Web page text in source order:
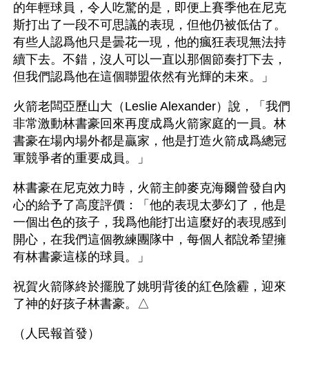
的年輕球員，令人吃驚的是，即便上賽季他在尼克
斯打出了一段不可思議的表現，但他仍被低估了。
有些人認爲他只是曇花一現，他的瘋狂表現無法持
續下去。不錯，沒人可以一直以那個節奏打下去，
但我們認爲他在這個聯盟依然有光輝的未來。」
火箭老闆亞歷山大（Leslie Alexander）說，「我們
非常激動林書豪回來再度成爲火箭家庭的一員。林
書豪在場內場外都是贏家，他是打造火箭成爲總冠
軍競爭者的重要成員。」
林書豪在尼克效力時，火箭主帥麥克海爾曾發自內
心的給予了高度評價：「他的表現太夢幻了，他是
一個出色的孩子，我爲他能打出這麼好的表現感到
開心，在我們這個教練團隊中，每個人都說希望擁
有林書豪這樣的球員。」
祝賀火箭隊終於擺脫了姚明背後的紅色陰霾，迎來
了神的好孩子林書豪。△